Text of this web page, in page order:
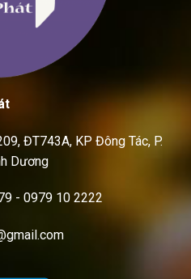
ĐT743A, KP Đông Tác, P.
Dương
- 0979 10 2222